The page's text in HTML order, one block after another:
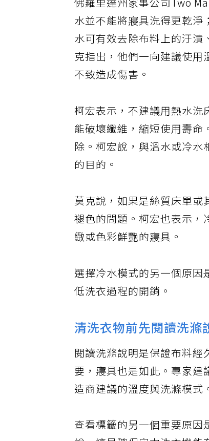
佛羅里達州家事公司Two
水並不能將寢具洗得更乾
水可有效去除布料上的汙漬
克指出，他們一向建議使用
不致造成傷害。
柯宏表示，不建議用熱水洗
能破壞纖維，縮短使用壽命
除。柯宏說，與溫水或冷
的目的。
莫克說，如果是絲質床單
褪色的問題。柯宏也表示，
緻或色彩鮮艷的寢具。
選擇冷水模式的另一個原
低洗衣過程的開銷。
清洗衣物前先閱讀洗滌
閱讀洗滌說明是保證布料經
要，寢具也是如此。專家建
造商建議的溫度與洗滌模式。
查看標籤的另一個重要原因